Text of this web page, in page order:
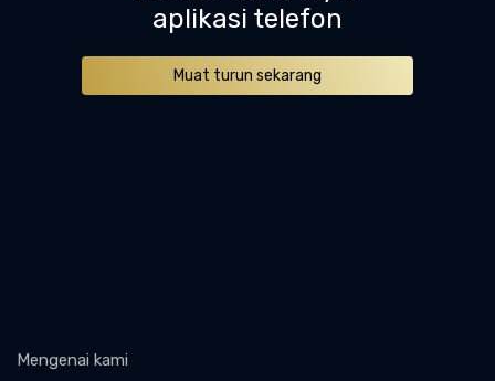
aplikasi telefon
Muat turun sekarang
Mengenai kami